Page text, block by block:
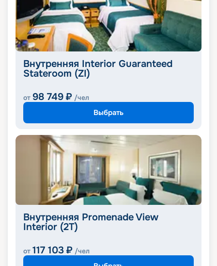
Внутренняя Interior Guaranteed
Stateroom (ZI)
от 98 749 ₽ /чел
Выбрать
Внутренняя Promenade View
Interior (2T)
от 117 103 ₽ /чел